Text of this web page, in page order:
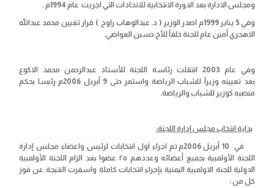
ومجلس الادارة بعد الدورة الانتخابية للاتحادات التي اجريت عام 1994م .
وفي 5 يناير 1999م اصدر الوزير ( د. عبدالوهاب راوح ) قرار تعيين محمد عبدالله
الاهجري أمين عام للجنة خلفاً للأخ حسين العواضي.
وفي عام 2003 انتقلت رئاسة اللجنة للأستاذ عبدالرحمن محمد الاكوع
بعد تعيينه وزيراً للشباب الرياضة واستمر حتى 9 أبريل 2006م رئيسا بحكم
منصبه كوزير للشباب والرياضة.
بداية انتخاب مجلس إدارة اللجنة:
في 10 أبريل 2006م تم اجراء اول انتخابات لرئيس واعضاء مجلس إدارة
اللجنة الأولمبية بجميع أعضائه وعددهم ٢٥ عضوا بعد الزام اللجنة الأولمبية
الدولية للجنة الاولمبية اليمنية بإجراء انتخابات كاملة واسفرت النتيجة عن فوز
كل من :